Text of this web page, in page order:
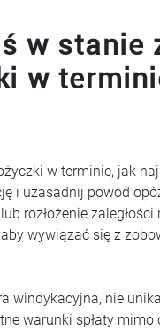
w stanie
w
w terminie, jak
i uzasadnij powód
rozłożenie
wywiązać się z
windykacyjna, nie
warunki spłaty